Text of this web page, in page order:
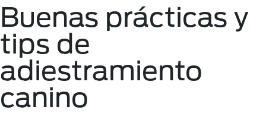
Buenas prácticas y
tips de
adiestramiento
canino